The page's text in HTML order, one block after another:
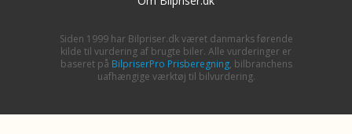
Siden 1999 har Bilpriser.dk været danmarks førende
kilde til vurdering af brugte biler. Alle vurderinger er
baseret på BilpriserPro Prisberegning, bilbranchens
uafhængige værktøj til bilvurdering.